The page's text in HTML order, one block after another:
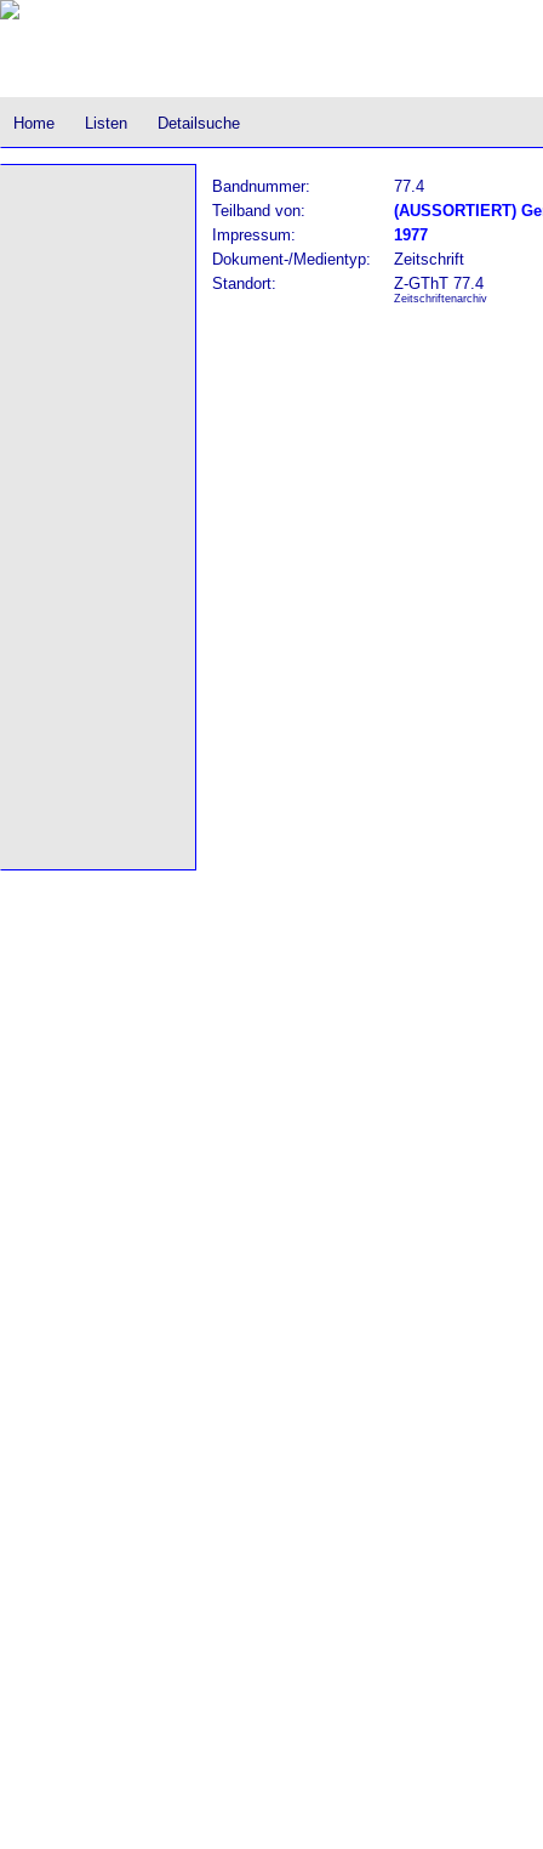
Home Listen Detailsuche
Bandnummer:
77.4
Teilband von:
(AUSSORTIERT)
Impressum:
1977
Dokument-/Medientyp:
Zeitschrift
Standort:
Z-GThT 77.4
Zeitschriftenarchiv